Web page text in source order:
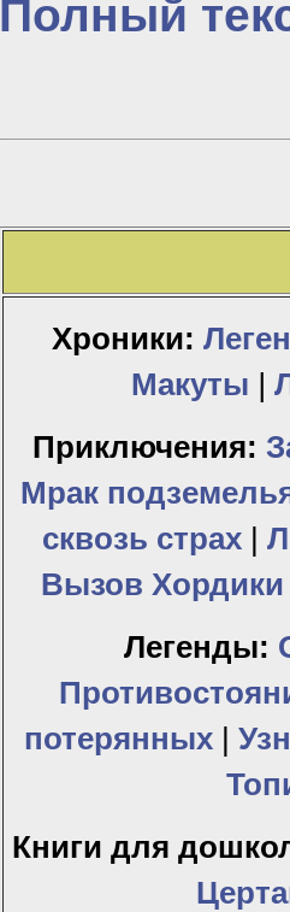
Полный
Хроники:
Макуты
Приключения:
Мрак
сквозь страх|
Вызов Хордики
Легенды:
потерянных|
Книги для